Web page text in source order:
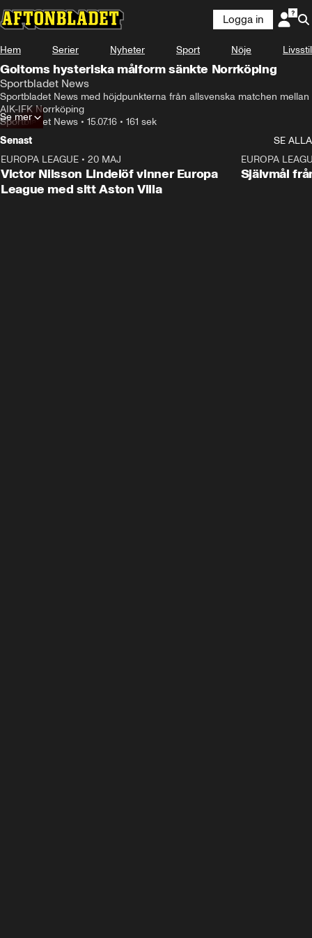
Logga in
Hem Serier Nyheter Sport Nöje Livsstil
Goitoms hysteriska målform sänkte Norrköping
Sportbladet News
Sportbladet News med höjdpunkterna från allsvenska matchen mellan
AIK-IFK Norrköping
Sportbladet News • 15.07.16 • 161 sek
Se mer
Senast
SE ALLA
EUROPA LEAGUE • 20 MAJ
Victor Nilsson Lindelöf vinner Europa
League med sitt Aston Villa
EUROPA
Självmål